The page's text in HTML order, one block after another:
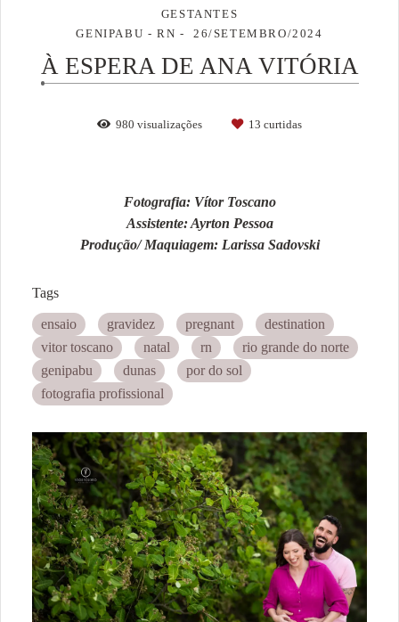
GESTANTES
GENIPABU - RN
26/SETEMBRO/2024
À ESPERA DE ANA VITÓRIA
980 visualizações 13 curtidas
Fotografia: Vítor Toscano
Assistente: Ayrton Pessoa
Produção/ Maquiagem: Larissa Sadovski
Tags
ensaio gravidez pregnant
destination
vitor toscano
natal rn
rio grande do norte
genipabu
dunas
por do sol
fotografia profissional